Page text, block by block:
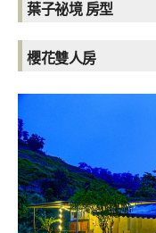
葉子祕境 房型
櫻花雙人房